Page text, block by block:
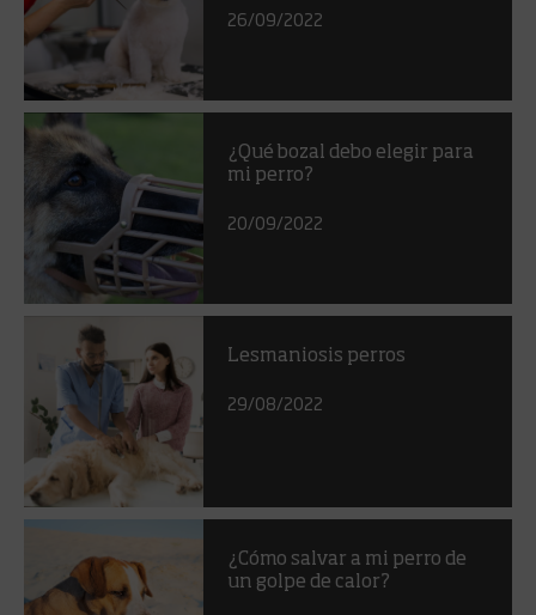
26/09/2022
¿Qué bozal debo elegir para
mi perro?
20/09/2022
Lesmaniosis perros
29/08/2022
¿Cómo salvar a mi perro de
un golpe de calor?